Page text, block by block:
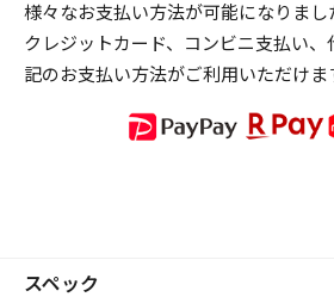
様々なお支払い方法が可能になりまし
クレジットカード、コンビニ支払い
記のお支払い方法がご利用いただけま
スペック